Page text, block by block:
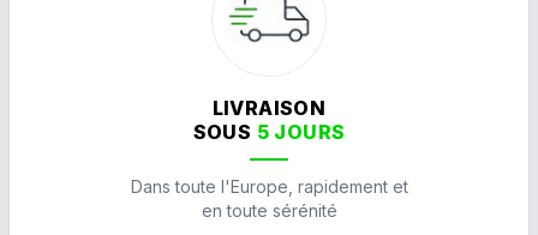
LIVRAISON
SOUS 5 JOURS
Dans toute l'Europe, rapidement et
en toute sérénité